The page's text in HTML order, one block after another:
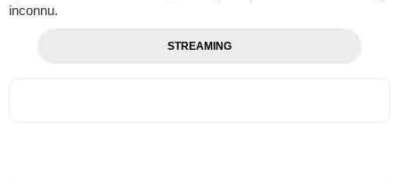
inconnu.
STREAMING